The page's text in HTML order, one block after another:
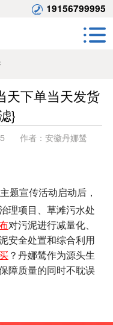
19156799995
天下单当天发货
}
作者： 安徽丹娜鸶
题宣传活动启动后，
理项目、草滩污水处
对污泥进行减量化、
安全处置和综合利用
？丹娜鸶作为源头生
障质量的同时不耽误